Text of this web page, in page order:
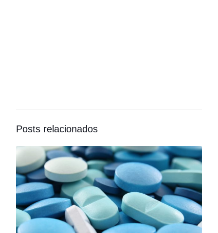
Posts relacionados